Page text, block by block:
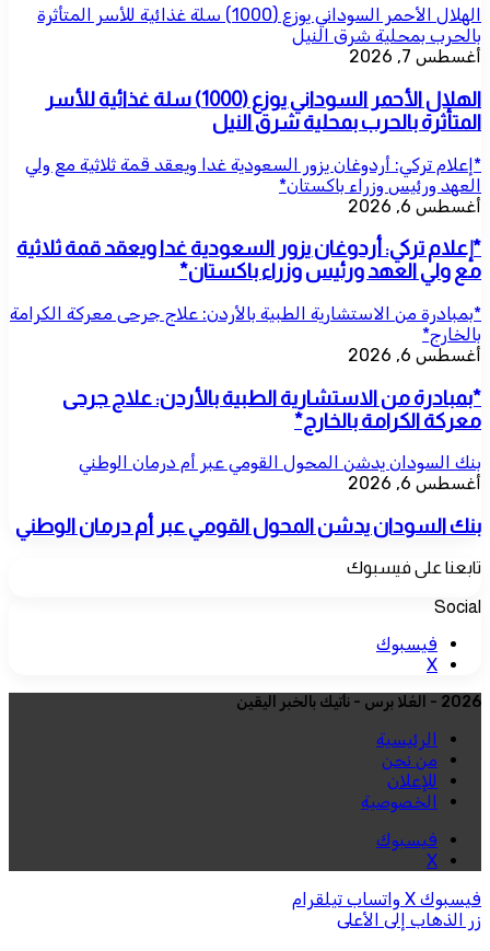
الهلال الأحمر السوداني يوزع (1000) سلة غذائية للأسر المتأثرة
بالحرب بمحلية شرق النيل
أغسطس 7, 2026
الهلال الأحمر السوداني يوزع (1000) سلة غذائية للأسر
المتأثرة بالحرب بمحلية شرق النيل
*إعلام تركي: أردوغان يزور السعودية غدا ويعقد قمة ثلاثية مع ولي
العهد ورئيس وزراء باكستان*
أغسطس 6, 2026
*إعلام تركي: أردوغان يزور السعودية غدا ويعقد قمة ثلاثية
مع ولي العهد ورئيس وزراء باكستان*
*بمبادرة من الاستشارية الطبية بالأردن: علاج جرحى معركة الكرامة
بالخارج*
أغسطس 6, 2026
*بمبادرة من الاستشارية الطبية بالأردن: علاج جرحى
معركة الكرامة بالخارج*
بنك السودان يدشن المحول القومي عبر أم درمان الوطني
أغسطس 6, 2026
بنك السودان يدشن المحول القومي عبر أم درمان الوطني
تابعنا على فيسبوك
Social
فيسبوك
‫X
2026 - العُلا برس - نأتيك بالخبر اليقين
الرئيسية
من نحن
للإعلان
الخصوصية
فيسبوك
‫X
فيسبوك ‫X واتساب تيلقرام
زر الذهاب إلى الأعلى